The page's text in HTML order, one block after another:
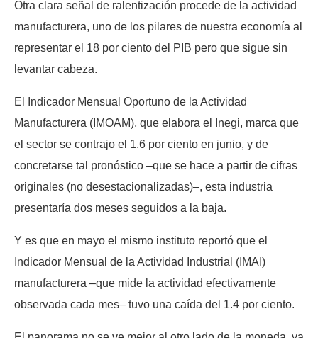
Otra clara señal de ralentización procede de la actividad
manufacturera, uno de los pilares de nuestra economía al
representar el 18 por ciento del PIB pero que sigue sin
levantar cabeza.
El Indicador Mensual Oportuno de la Actividad
Manufacturera (IMOAM), que elabora el Inegi, marca que
el sector se contrajo el 1.6 por ciento en junio, y de
concretarse tal pronóstico –que se hace a partir de cifras
originales (no desestacionalizadas)–, esta industria
presentaría dos meses seguidos a la baja.
Y es que en mayo el mismo instituto reportó que el
Indicador Mensual de la Actividad Industrial (IMAI)
manufacturera –que mide la actividad efectivamente
observada cada mes– tuvo una caída del 1.4 por ciento.